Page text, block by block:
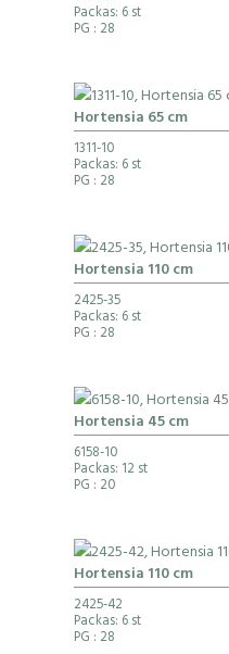
Packas: 6 st
PG : 28
Hortensia 65 cm
1311-10
Packas: 6 st
PG : 28
Hortensia 110 cm
2425-35
Packas: 6 st
PG : 28
Hortensia 45 cm
6158-10
Packas: 12 st
PG : 20
Hortensia 110 cm
2425-42
Packas: 6 st
PG : 28